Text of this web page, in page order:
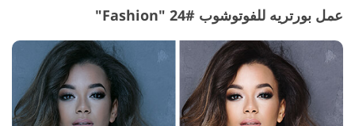
عمل بورتريه للفوتوشوب #24 "Fashion"